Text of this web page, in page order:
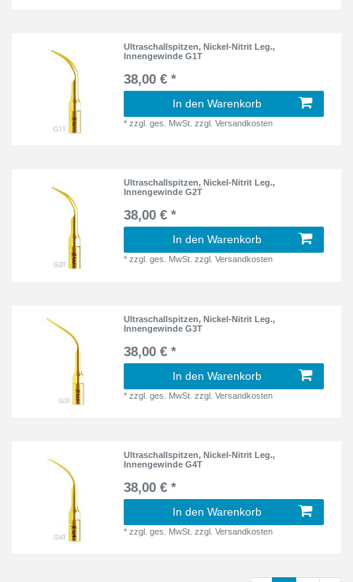
Ultraschallspitzen, Nickel-Nitrit Leg.,
Innengewinde G1T
38,00 € *
In den Warenkorb
*zzgl. ges. MwSt. zzgl.Versandkosten
Ultraschallspitzen, Nickel-Nitrit Leg.,
Innengewinde G2T
38,00 € *
In den Warenkorb
*zzgl. ges. MwSt. zzgl.Versandkosten
Ultraschallspitzen, Nickel-Nitrit Leg.,
Innengewinde G3T
38,00 € *
In den Warenkorb
*zzgl. ges. MwSt. zzgl.Versandkosten
Ultraschallspitzen, Nickel-Nitrit Leg.,
Innengewinde G4T
38,00 € *
In den Warenkorb
*zzgl. ges. MwSt. zzgl.Versandkosten